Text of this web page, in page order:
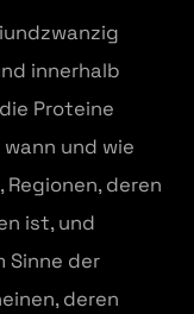
innerhalb
Proteine
und wie
deren
ist, und
Sinne der
deren